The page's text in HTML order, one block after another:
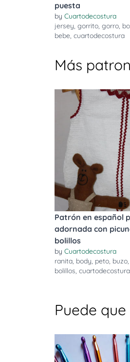
puesta
by Cuartodecostura
jersey, gorrito, gorro,
bebe, cuartodecostura
Más
Patrón en español
adornada con
bolillos
by Cuartodecostura
ranita, body, peto, buzo,
bolillos, cuartodecostura
Puede